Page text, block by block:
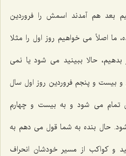
بعد هم آمدند اسمش را فروردین
ما اصلاً می خواهیم روز اول را مثلا
حالا ببینید می شود یا نمی
بیست و پنجم فروردین روز اول سال
تمام می شود و به بیست و چهارم
حال بنده به شما قول می دهم به
و کواکب از مسیر خودشان انحراف